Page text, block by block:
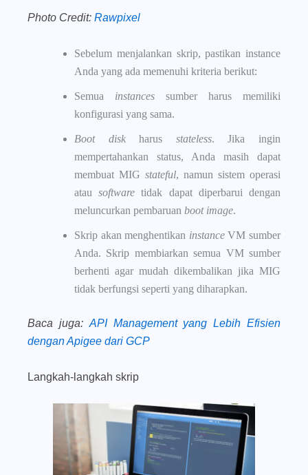
Photo Credit: Rawpixel
Sebelum menjalankan skrip, pastikan instance
Anda yang ada memenuhi kriteria berikut:
Semua instances sumber harus memiliki
konfigurasi yang sama.
Boot diskharus stateless. Jika ingin
mempertahankan status, Anda masih dapat
membuat MIG stateful, namun sistem operasi
atausoftwaretidak dapat diperbarui dengan
meluncurkan pembaruan boot image.
Skrip akan menghentikan instanceVM sumber
Anda. Skrip membiarkan semua VM sumber
berhenti agar mudah dikembalikan jika MIG
tidak berfungsi seperti yang diharapkan.
Baca juga: API Management yang Lebih Efisien
dengan Apigee dari GCP
Langkah-langkah skrip